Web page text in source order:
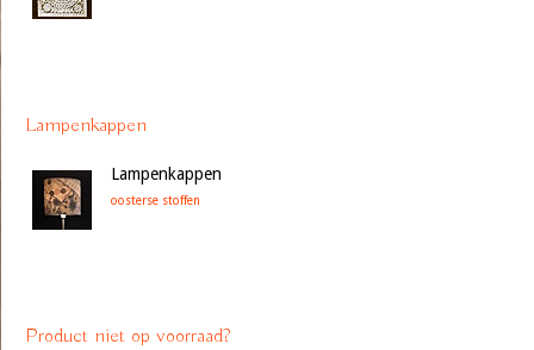
Lampenkappen
Lampenkappen
oosterse stoffen
Product niet op voorraad?